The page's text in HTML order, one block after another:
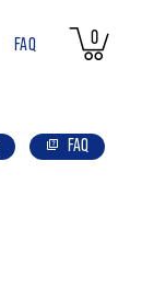
0articles
FAQ
FAQ